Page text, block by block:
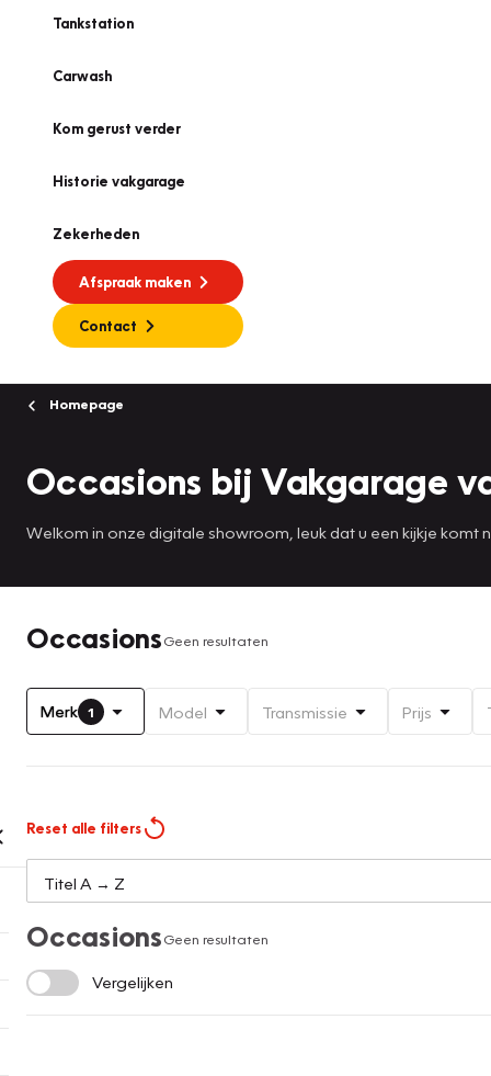
Tankstation
Carwash
Kom gerust verder
Historie vakgarage
Zekerheden
Afspraak maken
Contact
Homepage
Occasions bij Vakgarage
Welkom in onze digitale showroom, leuk dat u een kijkje komt
OccasionsGeen resultaten
Merk 1 Model Transmissie Prijs
Reset alle filters
OccasionsGeen resultaten
Vergelijken